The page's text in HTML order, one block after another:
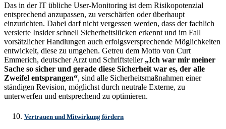
Das in der IT übliche User-Monitoring ist dem Risikopotenzial
entsprechend anzupassen, zu verschärfen oder überhaupt
einzurichten. Dabei darf nicht vergessen werden, dass der fachlich
versierte Insider schnell Sicherheitslücken erkennt und im Fall
vorsätzlicher Handlungen auch erfolgsversprechende Möglichkeiten
entwickelt, diese zu umgehen. Getreu dem Motto von Curt
Emmerich, deutscher Arzt und Schriftsteller „Ich war mir meiner
Sache so sicher und gerade diese Sicherheit war es, der alle
Zweifel entsprangen“, sind alle Sicherheitsmaßnahmen einer
ständigen Revision, möglichst durch neutrale Externe, zu
unterwerfen und entsprechend zu optimieren.
Vertrauen und Mitwirkung fördern